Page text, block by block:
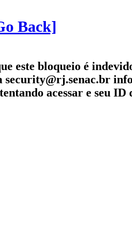
Back]
este bloqueio é
acessar e seu ID